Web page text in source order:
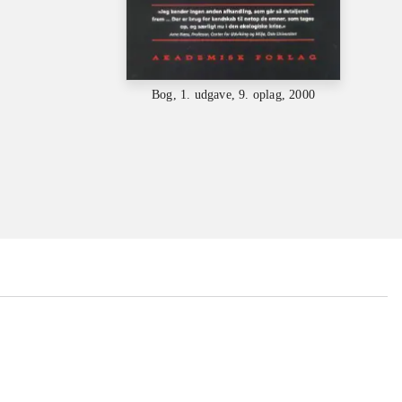
Bog, 1. udgave, 9. oplag, 2000